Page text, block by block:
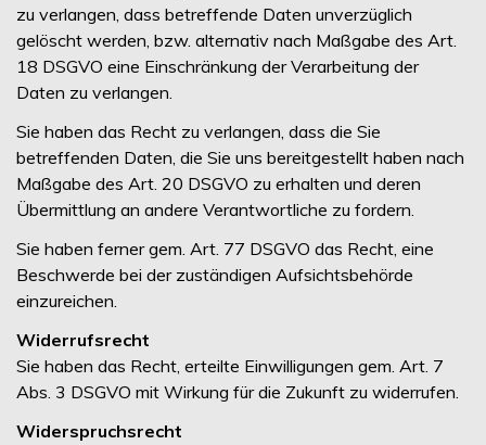
zu verlangen, dass betreffende Daten unverzüglich
gelöscht werden, bzw. alternativ nach Maßgabe des Art.
18 DSGVO eine Einschränkung der Verarbeitung der
Daten zu verlangen.
Sie haben das Recht zu verlangen, dass die Sie
betreffenden Daten, die Sie uns bereitgestellt haben nach
Maßgabe des Art. 20 DSGVO zu erhalten und deren
Übermittlung an andere Verantwortliche zu fordern.
Sie haben ferner gem. Art. 77 DSGVO das Recht, eine
Beschwerde bei der zuständigen Aufsichtsbehörde
einzureichen.
Widerrufsrecht
Sie haben das Recht, erteilte Einwilligungen gem. Art. 7
Abs. 3 DSGVO mit Wirkung für die Zukunft zu widerrufen.
Widerspruchsrecht